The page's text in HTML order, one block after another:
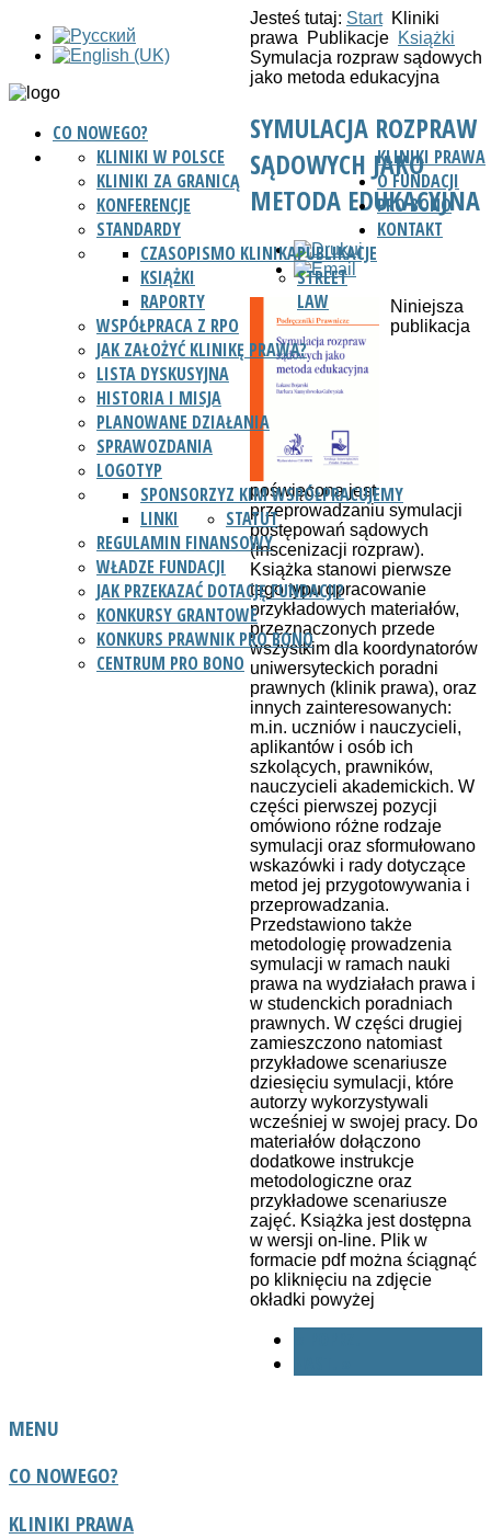
CO NOWEGO?
KLINIKI PRAWA
KLINIKI W POLSCE
KLINIKI ZA GRANICĄ
KONFERENCJE
STANDARDY
PUBLIKACJE
CZASOPISMO KLINIKA
KSIĄŻKI
RAPORTY
STREET
LAW
WSPÓŁPRACA Z RPO
JAK ZAŁOŻYĆ KLINIKĘ PRAWA?
LISTA DYSKUSYJNA
O FUNDACJI
HISTORIA I MISJA
PLANOWANE DZIAŁANIA
SPRAWOZDANIA
LOGOTYP
Z KIM WSPÓŁPRACUJEMY
SPONSORZY
LINKI
STATUT
REGULAMIN FINANSOWY
WŁADZE FUNDACJI
JAK PRZEKAZAĆ DOTACJĘ FUNDACJI?
KONKURSY GRANTOWE
PRO BONO
KONKURS PRAWNIK PRO BONO
CENTRUM PRO BONO
KONTAKT
Jesteś tutaj: Start Kliniki
prawa
Publikacje Książki
Symulacja rozpraw sądowych
jako metoda edukacyjna
SYMULACJA ROZPRAW
SĄDOWYCH JAKO
METODA EDUKACYJNA
Niniejsza
publikacja
poświęcona jest
przeprowadzaniu symulacji
postępowań sądowych
(inscenizacji rozpraw).
Książka stanowi pierwsze
tego typu opracowanie
przykładowych materiałów,
przeznaczonych przede
wszystkim dla koordynatorów
uniwersyteckich poradni
prawnych (klinik prawa), oraz
innych zainteresowanych:
m.in. uczniów i nauczycieli,
aplikantów i osób ich
szkolących, prawników,
nauczycieli akademickich. W
części pierwszej pozycji
omówiono różne rodzaje
symulacji oraz sformułowano
wskazówki i rady dotyczące
metod jej przygotowywania i
przeprowadzania.
Przedstawiono także
metodologię prowadzenia
symulacji w ramach nauki
prawa na wydziałach prawa i
w studenckich poradniach
prawnych. W części drugiej
zamieszczono natomiast
przykładowe scenariusze
dziesięciu symulacji, które
autorzy wykorzystywali
wcześniej w swojej pracy. Do
materiałów dołączono
dodatkowe instrukcje
metodologiczne oraz
przykładowe scenariusze
zajęć. Książka jest dostępna
w wersji on-line. Plik w
formacie pdf można ściągnąć
po kliknięciu na zdjęcie
okładki powyżej
MENU
CO NOWEGO?
KLINIKI PRAWA